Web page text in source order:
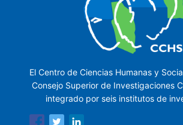
El Centro de Ciencias Humanas y
Consejo Superior de Investigaciones
integrado por seis institutos de